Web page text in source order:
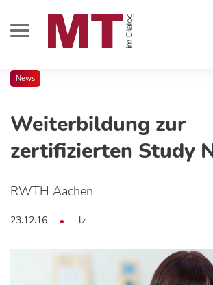
News
Weiterbildung zur
zertifizierten Study
RWTH Aachen
23.12.16 lz